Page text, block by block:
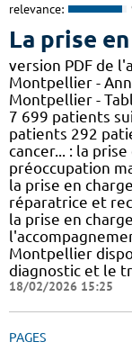
relevance:
La prise
version PDF de
Montpellier -
Montpellier -
7 699 patients
patients 292
cancer... : la
préoccupation
la prise en
réparatrice et
la prise en
Montpellier
diagnostic et le
18/02/2026 15:25
PAGES